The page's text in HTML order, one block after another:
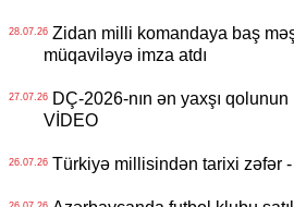
28.07.26Zidan milli komandaya baş
müqaviləyə imza atdı
27.07.26DÇ-2026-nın ən yaxşı
VİDEO
26.07.26Türkiyə millisindən tarixi zəfər